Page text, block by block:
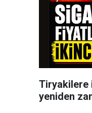
Tiryakilere
yeniden